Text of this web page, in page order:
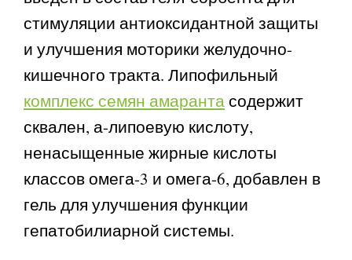
стимуляции антиоксидантной защиты
и улучшения моторики желудочно-
кишечного тракта. Липофильный
комплекс семян амарантасодержит
сквален, а-липоевую кислоту,
ненасыщенные жирные кислоты
классов омега-3 и омега-6, добавлен в
гель для улучшения функции
гепатобилиарной системы.